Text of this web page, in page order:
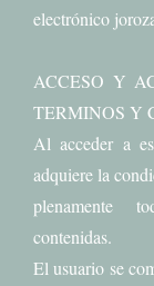
electrónico
ACCESO Y
TERMINOS Y
Al acceder a
adquiere la
plenamente
contenidas.
El usuario se